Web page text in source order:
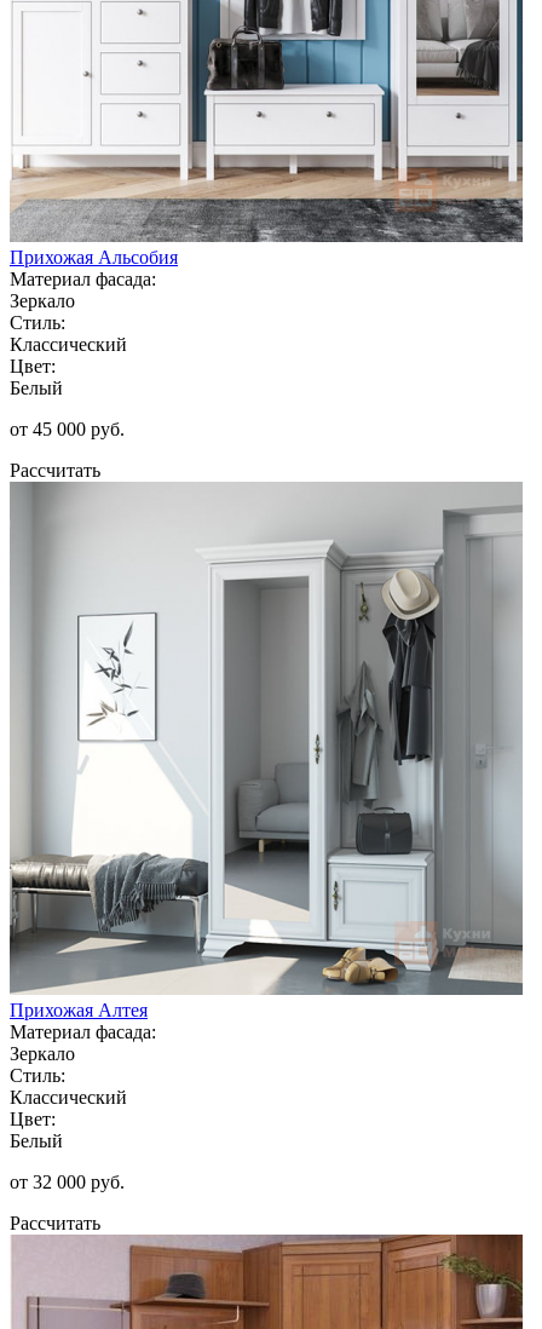
Прихожая Альсобия
Материал фасада:
Зеркало
Стиль:
Классический
Цвет:
Белый
от 45 000 руб.
Рассчитать
Прихожая Алтея
Материал фасада:
Зеркало
Стиль:
Классический
Цвет:
Белый
от 32 000 руб.
Рассчитать